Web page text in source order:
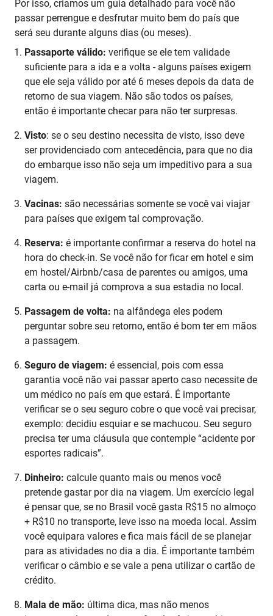
Por isso, criamos um guia detalhado para você não
passar perrengue e desfrutar muito bem do país que
será seu durante alguns dias (ou meses).
Passaporte válido: verifique se ele tem validade
suficiente para a ida e a volta - alguns países exigem
que ele seja válido por até 6 meses depois da data de
retorno de sua viagem. Não são todos os países,
então é importante checar para não ter surpresas.
Visto: se o seu destino necessita de visto, isso deve
ser providenciado com antecedência, para que no dia
do embarque isso não seja um impeditivo para a sua
viagem.
Vacinas: são necessárias somente se você vai viajar
para países que exigem tal comprovação.
Reserva: é importante confirmar a reserva do hotel na
hora do check-in. Se você não for ficar em hotel e sim
em hostel/Airbnb/casa de parentes ou amigos, uma
carta ou e-mail já comprova a sua estadia no local.
Passagem de volta: na alfândega eles podem
perguntar sobre seu retorno, então é bom ter em mãos
a passagem.
Seguro de viagem: é essencial, pois com essa
garantia você não vai passar aperto caso necessite de
um médico no país em que estará. É importante
verificar se o seu seguro cobre o que você vai precisar,
exemplo: decidiu esquiar e se machucou. Seu seguro
precisa ter uma cláusula que contemple “acidente por
esportes radicais”.
Dinheiro: calcule quanto mais ou menos você
pretende gastar por dia na viagem. Um exercício legal
é pensar que, se no Brasil você gasta R$15 no almoço
+ R$10 no transporte, leve isso na moeda local. Assim
você equipara valores e fica mais fácil de se planejar
para as atividades no dia a dia. É importante também
verificar o câmbio e se vale a pena utilizar o cartão de
crédito.
Mala de mão: última dica, mas não menos